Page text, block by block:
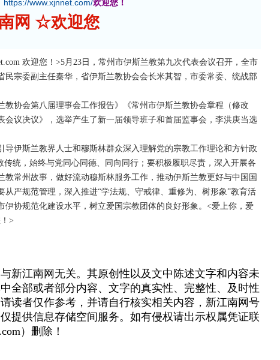
https://www.xjnnet.com/欢迎您！
网 ☆欢迎您
欢迎您！>5月23日，常州市伊斯兰教第九次代表会议召开，全市
民宗委副主任秦华，省伊斯兰教协会会长米其智，市委常委、统战部
协会第八届理事会工作报告》《常州市伊斯兰教协会章程（修改
会议决议》，选举产生了新一届领导班子和首届监事会，李洪庚当选
伊斯兰教界人士和穆斯林群众深入理解党的宗教工作理论和方针政
传统，始终与党同心同德、同向同行；要积极履职尽责，深入开展各
教常州故事，做好流动穆斯林服务工作，推动伊斯兰教更好与中国国
从严规范管理，深入推进“学法规、守戒律、重修为、树形象”教育活
伊协规范化建设水平，树立爱国宗教团体的良好形象。<爱上你，爱
>
新江南网无关。其原创性以及文中陈述文字和内容未
全部或者部分内容、文字的真实性、完整性、及时性
读者仅作参考，并请自行核实相关内容，新江南网号
提供信息存储空间服务。如有侵权请出示权属凭证联
）删除！